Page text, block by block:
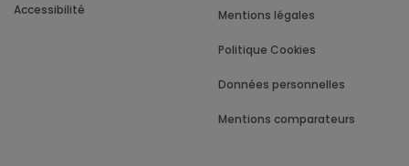
Accessibilité Mentions légales
Politique Cookies
Données personnelles
Mentions comparateurs